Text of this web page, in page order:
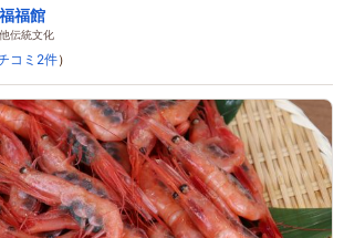
福館
伝統文化
コミ2件）